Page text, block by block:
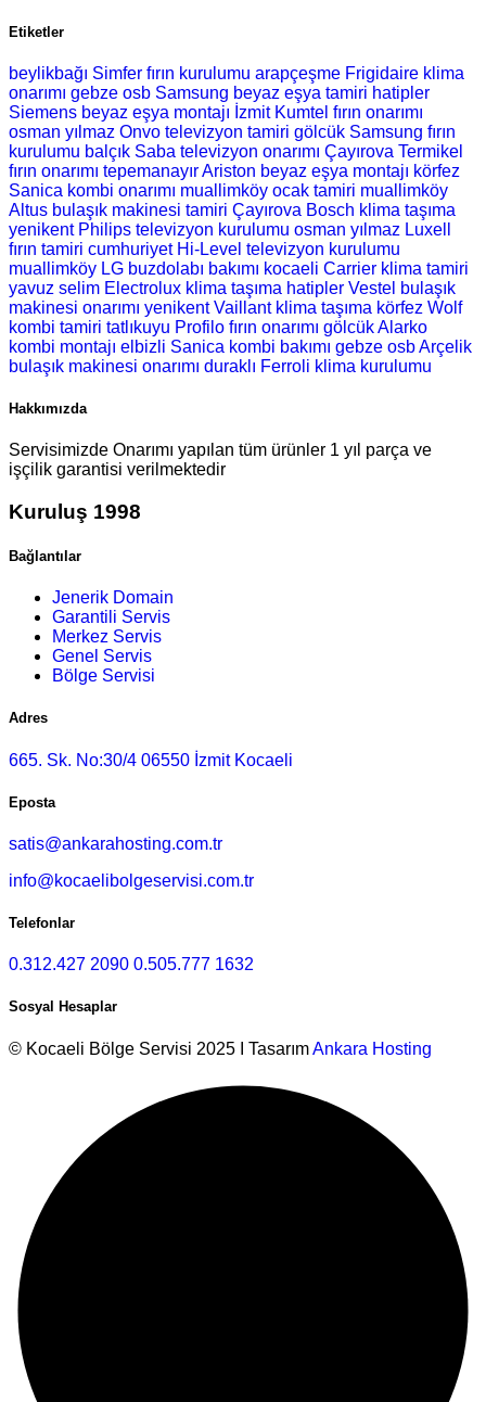
Etiketler
beylikbağı Simfer fırın kurulumu arapçeşme Frigidaire klima
onarımı gebze osb Samsung beyaz eşya tamiri hatipler
Siemens beyaz eşya montajı İzmit Kumtel fırın onarımı
osman yılmaz Onvo televizyon tamiri gölcük Samsung fırın
kurulumu balçık Saba televizyon onarımı Çayırova Termikel
fırın onarımı tepemanayır Ariston beyaz eşya montajı körfez
Sanica kombi onarımı muallimköy ocak tamiri muallimköy
Altus bulaşık makinesi tamiri Çayırova Bosch klima taşıma
yenikent Philips televizyon kurulumu osman yılmaz Luxell
fırın tamiri cumhuriyet Hi-Level televizyon kurulumu
muallimköy LG buzdolabı bakımı kocaeli Carrier klima tamiri
yavuz selim Electrolux klima taşıma hatipler Vestel bulaşık
makinesi onarımı yenikent Vaillant klima taşıma körfez Wolf
kombi tamiri tatlıkuyu Profilo fırın onarımı gölcük Alarko
kombi montajı elbizli Sanica kombi bakımı gebze osb Arçelik
bulaşık makinesi onarımı duraklı Ferroli klima kurulumu
Hakkımızda
Servisimizde Onarımı yapılan tüm ürünler 1 yıl parça ve
işçilik garantisi verilmektedir
Kuruluş 1998
Bağlantılar
Jenerik Domain
Garantili Servis
Merkez Servis
Genel Servis
Bölge Servisi
Adres
665. Sk. No:30/4 06550 İzmit Kocaeli
Eposta
satis@ankarahosting.com.tr
info@kocaelibolgeservisi.com.tr
Telefonlar
0.312.427 2090 0.505.777 1632
Sosyal Hesaplar
© Kocaeli Bölge Servisi 2025 I TasarımAnkara Hosting